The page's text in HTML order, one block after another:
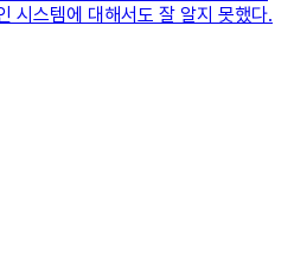
시스템에 대해서도 잘 알지 못했다.